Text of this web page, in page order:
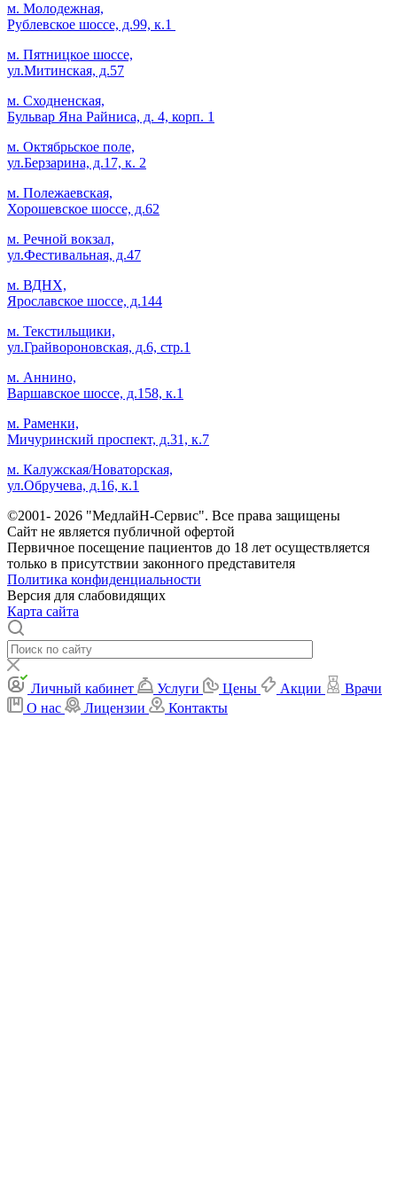
м. Молодежная,
Рублевское шоссе, д.99, к.1
м. Пятницкое шоссе,
ул.Митинская, д.57
м. Сходненская,
Бульвар Яна Райниса, д. 4, корп. 1
м. Октябрьское поле,
ул.Берзарина, д.17, к. 2
м. Полежаевская,
Хорошевское шоссе, д.62
м. Речной вокзал,
ул.Фестивальная, д.47
м. ВДНХ,
Ярославское шоссе, д.144
м. Текстильщики,
ул.Грайвороновская, д.6, стр.1
м. Аннино,
Варшавское шоссе, д.158, к.1
м. Раменки,
Мичуринский проспект, д.31, к.7
м. Калужская/Новаторская,
ул.Обручева, д.16, к.1
©2001- 2026 "МедлайН-Сервис". Все права защищены
Сайт не является публичной офертой
Первичное посещение пациентов до 18 лет осуществляется
только в присутствии законного представителя
Политика конфиденциальности
Версия для слабовидящих
Карта сайта
Личный кабинет Услуги Цены Акции
Врачи
О нас
Лицензии Контакты